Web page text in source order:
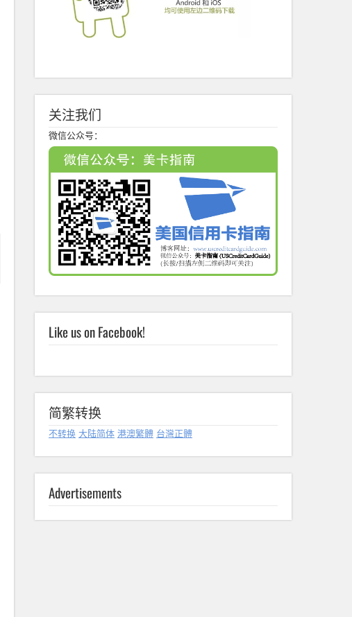
关注我们
微信公众号：
Like us on Facebook!
简繁转换
不转换 大陆简体 港澳繁體 台灣正體
Advertisements